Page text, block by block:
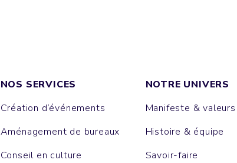
NOS SERVICES
Création d’événements
Aménagement de bureaux
Conseil en culture
NOTRE UNIVERS
Manifeste & valeurs
Histoire & équipe
Savoir-faire